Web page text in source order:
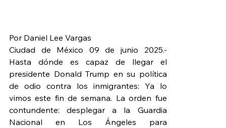
Por Daniel Lee Vargas
Ciudad de México 09 de junio 2025.-
Hasta dónde es capaz de llegar el
presidente Donald Trump en su política
de odio contra los inmigrantes: Ya lo
vimos este fin de semana. La orden fue
contundente: desplegar a la Guardia
Nacional en Los Ángeles para